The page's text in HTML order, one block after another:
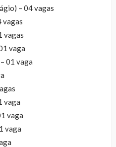
– 04 vagas
vagas
vagas
vaga
01 vaga
vaga
vaga
vaga